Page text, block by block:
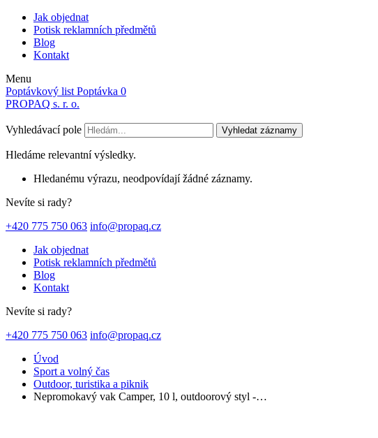
Jak objednat
Potisk reklamních předmětů
Blog
Kontakt
Menu
Poptávkový list Poptávka 0
PROPAQ s. r. o.
Vyhledávací pole Vyhledat záznamy
Hledáme relevantní výsledky.
Hledanému výrazu, neodpovídají žádné záznamy.
Nevíte si rady?
+420 775 750 063 info@propaq.cz
Jak objednat
Potisk reklamních předmětů
Blog
Kontakt
Nevíte si rady?
+420 775 750 063 info@propaq.cz
Úvod
Sport a volný čas
Outdoor, turistika a piknik
Nepromokavý vak Camper, 10 l, outdoorový styl -…